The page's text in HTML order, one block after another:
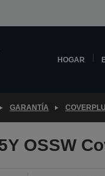
HOGAR
GARANTÍA
OSSW